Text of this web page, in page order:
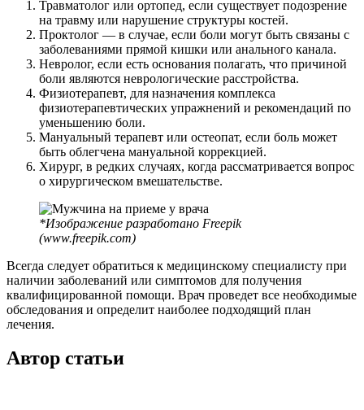
Травматолог или ортопед, если существует подозрение
на травму или нарушение структуры костей.
Проктолог — в случае, если боли могут быть связаны с
заболеваниями прямой кишки или анального канала.
Невролог, если есть основания полагать, что причиной
боли являются неврологические расстройства.
Физиотерапевт, для назначения комплекса
физиотерапевтических упражнений и рекомендаций по
уменьшению боли.
Мануальный терапевт или остеопат, если боль может
быть облегчена мануальной коррекцией.
Хирург, в редких случаях, когда рассматривается вопрос
о хирургическом вмешательстве.
*Изображение разработано Freepik
(www.freepik.com)
Всегда следует обратиться к медицинскому специалисту при
наличии заболеваний или симптомов для получения
квалифицированной помощи. Врач проведет все необходимые
обследования и определит наиболее подходящий план
лечения.
Автор статьи